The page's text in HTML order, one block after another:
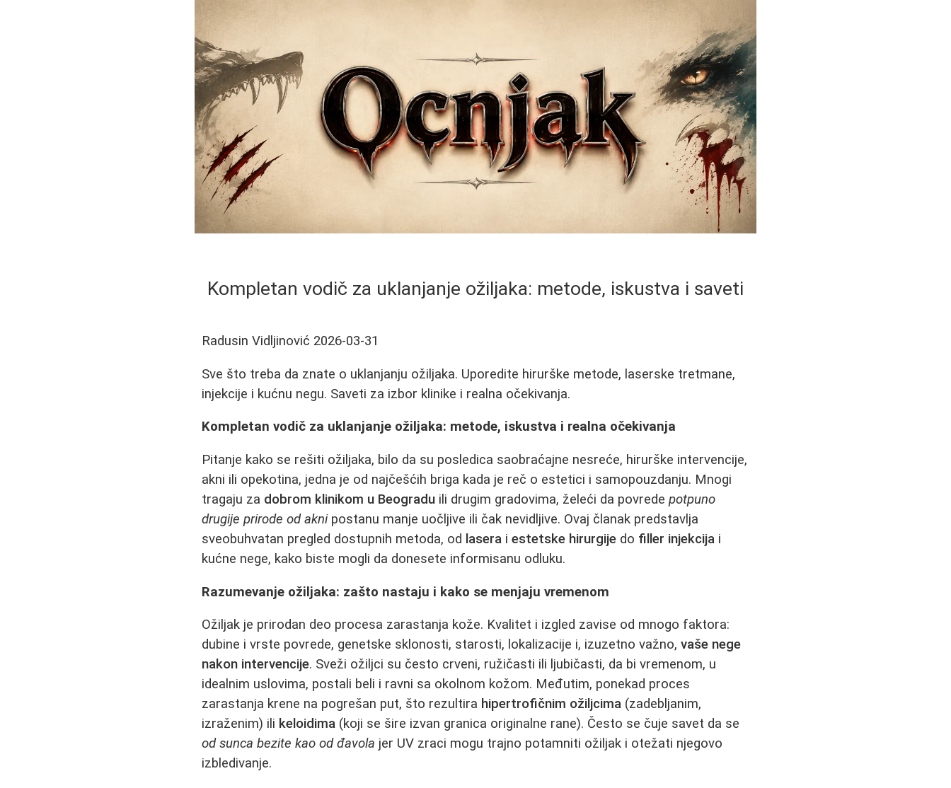
Kompletan vodič za uklanjanje ožiljaka: metode, iskustva i saveti
Radusin Vidljinović 2026-03-31
Sve što treba da znate o uklanjanju ožiljaka. Uporedite hirurške metode, laserske tretmane,
injekcije i kućnu negu. Saveti za izbor klinike i realna očekivanja.
Kompletan vodič za uklanjanje ožiljaka: metode, iskustva i realna očekivanja
Pitanje kako se rešiti ožiljaka, bilo da su posledica saobraćajne nesreće, hirurške intervencije,
akni ili opekotina, jedna je od najčešćih briga kada je reč o estetici i samopouzdanju. Mnogi
tragaju za dobrom klinikom u Beogradu ili drugim gradovima, želeći da povredepotpuno
drugije prirode od aknipostanu manje uočljive ili čak nevidljive. Ovaj članak predstavlja
sveobuhvatan pregled dostupnih metoda, od lasera iestetske hirurgije do filler injekcija i
kućne nege, kako biste mogli da donesete informisanu odluku.
Razumevanje ožiljaka: zašto nastaju i kako se menjaju vremenom
Ožiljak je prirodan deo procesa zarastanja kože. Kvalitet i izgled zavise od mnogo faktora:
dubine i vrste povrede, genetske sklonosti, starosti, lokalizacije i, izuzetno važno,vaše nege
nakon intervencije. Sveži ožiljci su često crveni, ružičasti ili ljubičasti, da bi vremenom, u
idealnim uslovima, postali beli i ravni sa okolnom kožom. Međutim, ponekad proces
zarastanja krene na pogrešan put, što rezultira hipertrofičnim ožiljcima (zadebljanim,
izraženim) ili keloidima (koji se šire izvan granica originalne rane). Često se čuje savet da se
od sunca bezite kao od đavola jer UV zraci mogu trajno potamniti ožiljak i otežati njegovo
izbledivanje.